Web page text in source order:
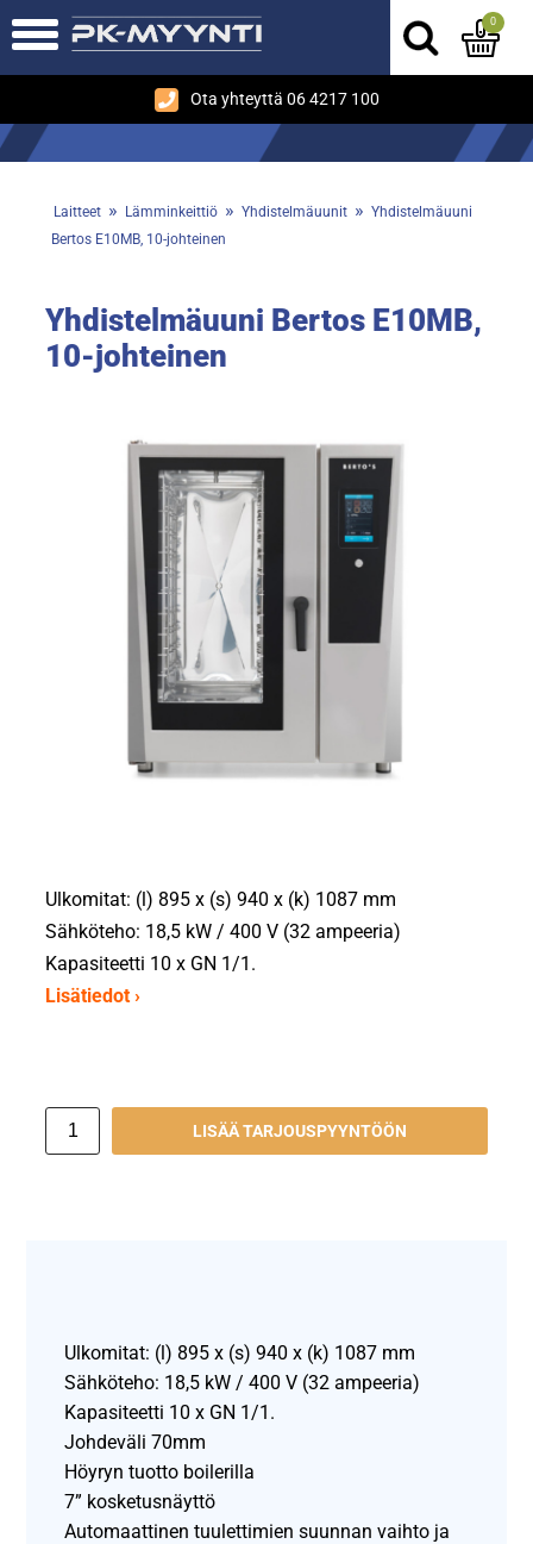
Ota yhteyttä 06 4217 100
0
Laitteet » Lämminkeittiö » Yhdistelmäuunit » Yhdistelmäuuni
Bertos E10MB, 10-johteinen
Yhdistelmäuuni Bertos E10MB,
10-johteinen
Ulkomitat: (l) 895 x (s) 940 x (k) 1087 mm
Sähköteho: 18,5 kW / 400 V (32 ampeeria)
Kapasiteetti 10 x GN 1/1.
Lisätiedot ›
LISÄÄ TARJOUSPYYNTÖÖN
Ulkomitat: (l) 895 x (s) 940 x (k) 1087 mm
Sähköteho: 18,5 kW / 400 V (32 ampeeria)
Kapasiteetti 10 x GN 1/1.
Johdeväli 70mm
Höyryn tuotto boilerilla
7” kosketusnäyttö
Automaattinen tuulettimien suunnan vaihto ja